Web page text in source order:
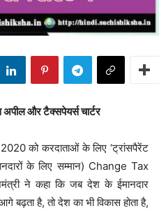
और टैक्सपेयर्स चार्टर
को करदाताओं के लिए ‘ट्रांसपैरेंट
के लिए सम्मान) Change Tax
ने कहा कि जब देश के ईमानदार
बढ़ता है, तो देश का भी विकास होता है,